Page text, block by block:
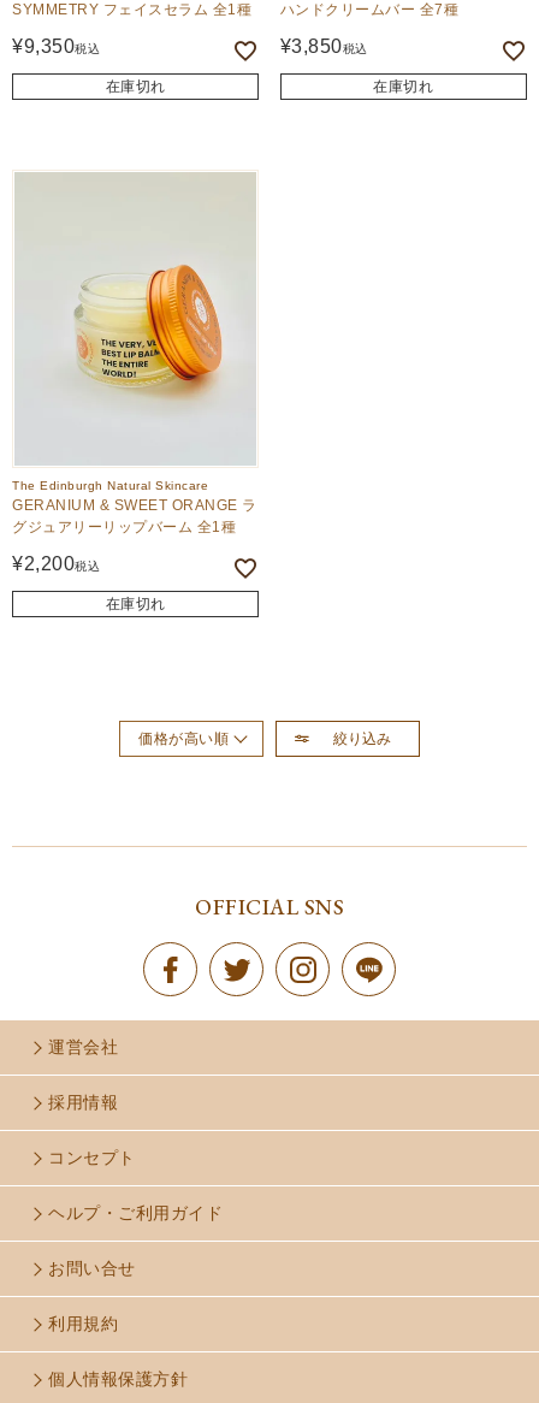
SYMMETRY フェイスセラム 全1種
¥9,350税込
在庫切れ
ハンドクリームバー 全7種
¥3,850税込
在庫切れ
The Edinburgh Natural Skincare
GERANIUM & SWEET ORANGE ラ
グジュアリーリップバーム 全1種
¥2,200税込
在庫切れ
絞り込み
価格が高い順
OFFICIAL SNS
運営会社
採用情報
コンセプト
ヘルプ・ご利用ガイド
お問い合せ
利用規約
個人情報保護方針